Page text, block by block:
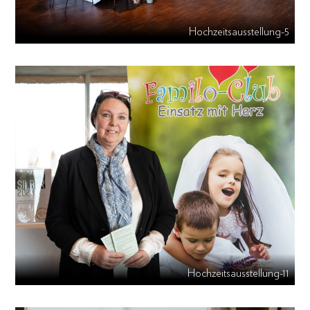
Hochzeitsausstellung-5
Hochzeitsausstellung-11